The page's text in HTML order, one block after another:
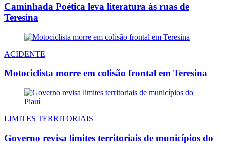
Caminhada Poética leva literatura às ruas de
Teresina
ACIDENTE
Motociclista morre em colisão frontal em Teresina
LIMITES TERRITORIAIS
Governo revisa limites territoriais de municípios do